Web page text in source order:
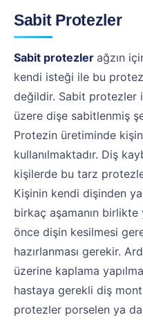
Sabit Protezler
Sabit protezler ağzın
kendi isteği ile bu
değildir. Sabit protezler
üzere dişe sabitlenmiş
Protezin üretiminde
kullanılmaktadır. Diş
kişilerde bu tarz
Kişinin kendi dişinden
birkaç aşamanın birlikte
önce dişin kesilmesi
hazırlanması gerekir.
üzerine kaplama
hastaya gerekli diş
protezler porselen ya